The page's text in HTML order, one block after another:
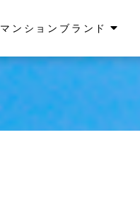
マンションブランド